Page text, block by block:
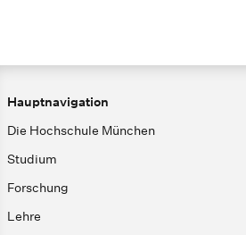
Hauptnavigation
Die Hochschule München
Studium
Forschung
Lehre